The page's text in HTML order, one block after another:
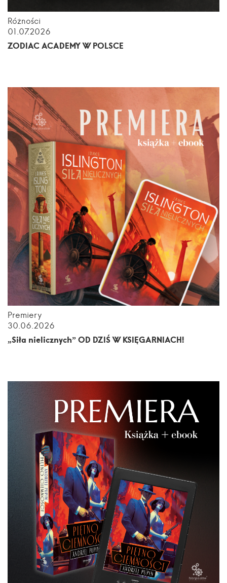
Różności
01.07.2026
ZODIAC ACADEMY W POLSCE
Premiery
30.06.2026
„Siła nielicznych” OD DZIŚ W KSIĘGARNIACH!